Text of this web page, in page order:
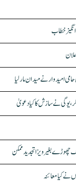
انگیز خطاب
امیدوار نے میدان مار لیا
یوگی نے سازش کا کیا دعویٰ
نے کیا معائنہ